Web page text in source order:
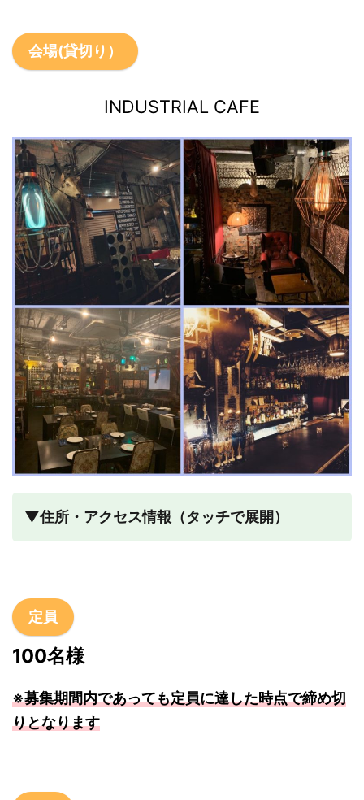
会場(貸切り）
INDUSTRIAL CAFE
▼住所・アクセス情報（タッチで展開）
定員
100名様
※募集期間内であっても定員に達した時点で締め切
りとなります